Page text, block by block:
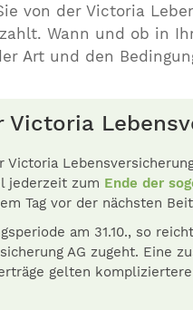
von der Victoria
Wann und ob in
Art und den
Victoria
jederzeit zum Ende der
Tag vor der nächsten
am 31.10., so
AG zugeht. Eine
gelten